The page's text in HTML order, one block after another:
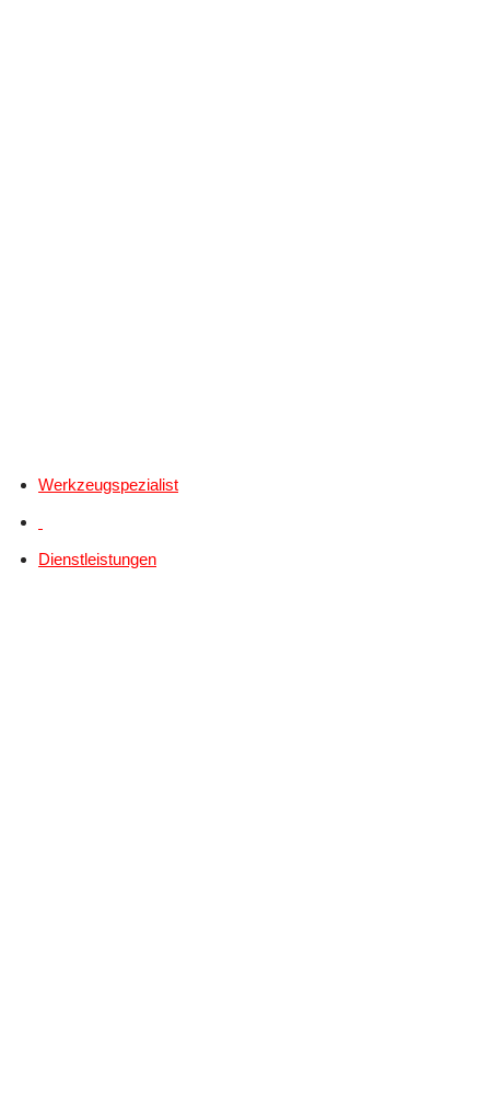
Werkzeugspezialist
Dienstleistungen